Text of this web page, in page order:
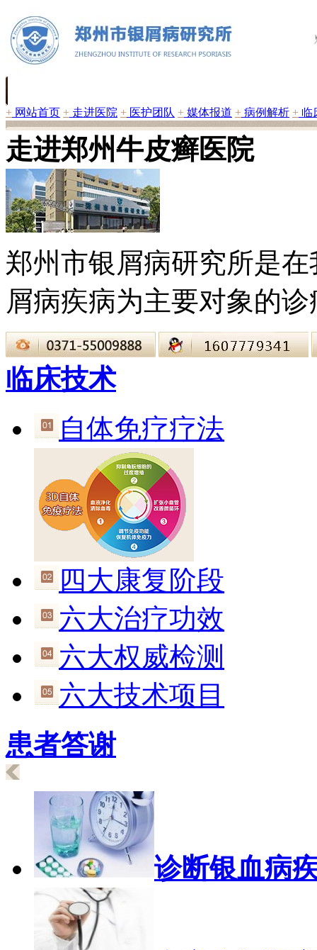
+ 网站首页 + 走进医院 + 医护团队 + 媒体报道 + 病例解析 + 临
走进郑州牛皮癣医院
郑州市银屑病研究所是
屑病疾病为主要对象的
临床技术
自体免疗疗法
四大康复阶段
六大治疗功效
六大权威检测
六大技术项目
患者答谢
诊断银血病